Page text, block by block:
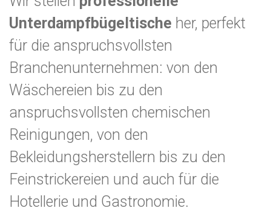
Unterdampfbügeltische her, perfekt
für die anspruchsvollsten
Branchenunternehmen: von den
Wäschereien bis zu den
anspruchsvollsten chemischen
Reinigungen, von den
Bekleidungsherstellern bis zu den
Feinstrickereien und auch für die
Hotellerie und Gastronomie.